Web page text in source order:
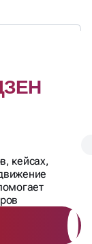
кейсах,